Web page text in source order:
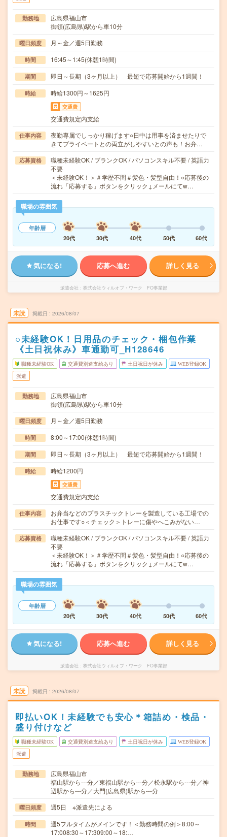
勤務地
広島県福山市
御領(広島県)駅から車10分
曜日頻度 月～金／週5日勤務
時間 16:45～1:45(休憩1時間)
期間 即日～長期（3ヶ月以上） 最短で応募開始から1週間！
時給 時給1300円～1625円
交通費
交通費規定内支給
仕事内容
夜勤専属でしっかり稼げます○日中は用事を済ませたりで
きてプライベートとの両立がしやすいとの声も！お弁…
応募資格
職種未経験OK / ブランクOK / パソコンスキル不要 / 英語力
不要
＜未経験OK！＞＃学歴不問＃髪色・髪型自由！○応募後の
流れ「応募する」ボタンをクリック↓メールにてw…
職場の雰囲気
年齢層
20代
30代 40代 50代 60代
気になる! 応募へ進む 詳しく見る
派遣会社 株式会社ウィルオブ・ワーク FO事業部
未読 掲載日 2026/08/07
○未経験OK！日用品のチェック・梱包作業
《土日祝休み》車通勤可_H128646
職種未経験OK 交通費別途支給あり 土日祝日が休み WEB登録OK
派遣
勤務地
広島県福山市
御領(広島県)駅から車10分
曜日頻度 月～金／週5日勤務
時間 8:00～17:00(休憩1時間)
期間 即日～長期（3ヶ月以上） 最短で応募開始から1週間！
時給 時給1200円
交通費
交通費規定内支給
仕事内容
お弁当などのプラスチックトレーを製造している工場での
お仕事です○＜チェック＞トレーに傷やへこみがない…
応募資格
職種未経験OK / ブランクOK / パソコンスキル不要 / 英語力
不要
＜未経験OK！＞＃学歴不問＃髪色・髪型自由！○応募後の
流れ「応募する」ボタンをクリック↓メールにてw…
職場の雰囲気
年齢層
20代
30代 40代 50代 60代
気になる! 応募へ進む 詳しく見る
派遣会社 株式会社ウィルオブ・ワーク FO事業部
未読 掲載日 2026/08/07
即払いOK！未経験でも安心＊箱詰め・検品・
盛り付けなど
職種未経験OK 交通費別途支給あり 土日祝日が休み WEB登録OK
派遣
勤務地
広島県福山市
福山駅から---分／東福山駅から---分／松永駅から---分／神
辺駅から---分／大門(広島県)駅から---分
曜日頻度 週5日 ※派遣先による
時間
週5フルタイムがメインです！＜勤務時間の例＞8:00～
17:008:30～17:309:00～18:…